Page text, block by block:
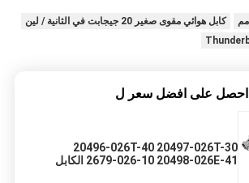
كابل هوائي مقوى صغير 20 جيجابت في الثانية / لين
احصل على افضل سعر ل
20496-026T-40 20497-026T-30
2679-026-10 20498-026E-41 الكابل